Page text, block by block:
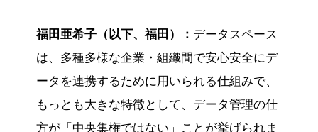
福田亜希子（以下、福田）： データスペース
は、多種多様な企業・組織間で安心安全にデ
ータを連携するために用いられる仕組みで、
もっとも大きな特徴として、データ管理の仕
方が「中央集権ではない」ことが挙げられま